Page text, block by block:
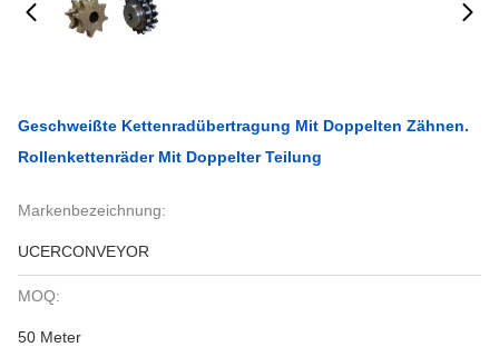
Geschweißte Kettenradübertragung Mit Doppelten Zähnen.
Rollenkettenräder Mit Doppelter Teilung
Markenbezeichnung:
UCERCONVEYOR
MOQ:
50 Meter